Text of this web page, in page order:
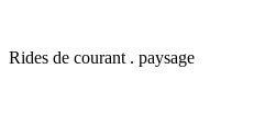
Rides de courant . paysage